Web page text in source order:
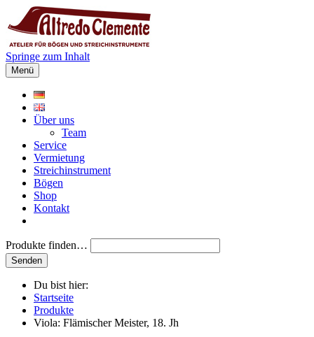
Springe zum Inhalt
Menü
Über uns
Team
Service
Vermietung
Streichinstrument
Bögen
Shop
Kontakt
Produkte finden…
Du bist hier:
Startseite
Produkte
Viola: Flämischer Meister, 18. Jh